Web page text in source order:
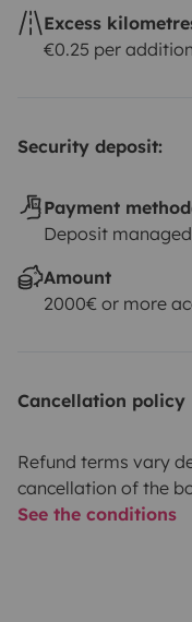
Excess
€0.25 per
Security deposit:
Payment
Deposit
Amount
2000€ or more
Cancellation policy
Refund terms vary
cancellation of the
See the conditions